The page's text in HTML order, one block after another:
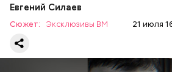
Евгений Силаев
Сюжет: Эксклюзивы ВМ 21 июля
двум статьям: «Убийство» и
оружия». Расследование
контроль
России Александр Бастрыкин.